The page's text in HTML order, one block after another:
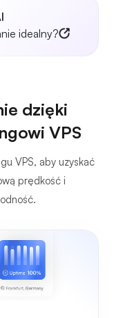
idealny?
dzięki
VPS
VPS, aby uzyskać
prędkość i